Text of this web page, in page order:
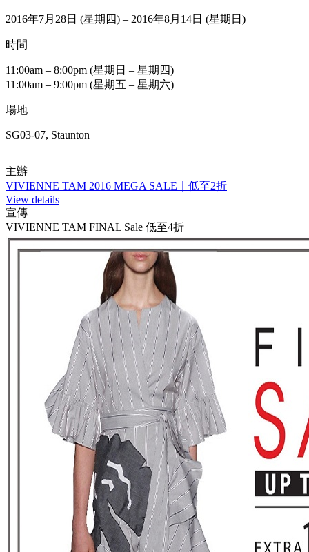
2016年7月28日 (星期四) – 2016年8月14日 (星期日)
時間
11:00am – 8:00pm (星期日 – 星期四)
11:00am – 9:00pm (星期五 – 星期六)
場地
SG03-07, Staunton
主辦
VIVIENNE TAM 2016 MEGA SALE｜低至2折
View details
宣傳
VIVIENNE TAM FINAL Sale 低至4折